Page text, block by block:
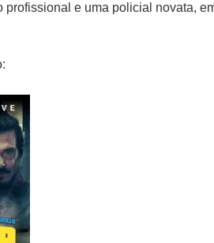
profissional e uma policial novata,